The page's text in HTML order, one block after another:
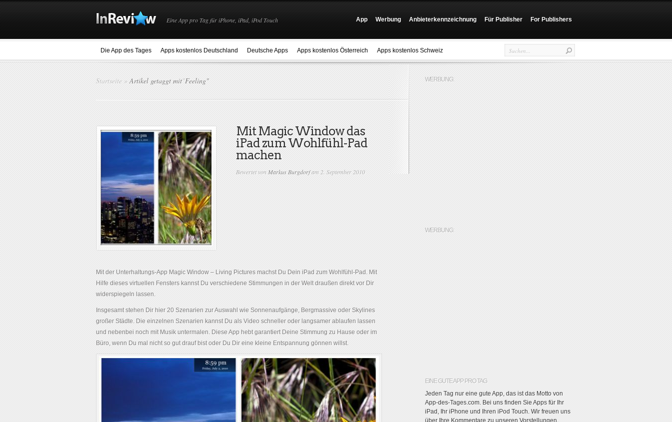
Eine App pro Tag für iPhone, iPad, iPod Touch App Werbung Anbieterkennzeichnung Für Publisher For Publishers
Die App des Tages Apps kostenlos Deutschland Deutsche Apps Apps kostenlos Österreich Apps kostenlos Schweiz
Startseite »Artikel getaggt mit"Feeling"
Mit Magic Window das
iPad zum Wohlfühl-Pad
machen
Bewertet von Markus Burgdorfam 2. September 2010
Mit der Unterhaltungs-App Magic Window – Living Pictures machst Du Dein iPad zum Wohlfühl-Pad. Mit
Hilfe dieses virtuellen Fensters kannst Du verschiedene Stimmungen in der Welt draußen direkt vor Dir
widerspiegeln lassen.
Insgesamt stehen Dir hier 20 Szenarien zur Auswahl wie Sonnenaufgänge, Bergmassive oder Skylines
großer Städte. Die einzelnen Szenarien kannst Du als Video schneller oder langsamer ablaufen lassen
und nebenbei noch mit Musik untermalen. Diese App hebt garantiert Deine Stimmung zu Hause oder im
Büro, wenn Du mal nicht so gut drauf bist oder Du Dir eine kleine Entspannung gönnen willst.
WERBUNG:
WERBUNG:
EINE GUTE APP PRO TAG
Jeden Tag nur eine gute App, das ist das Motto von
App-des-Tages.com. Bei uns finden Sie Apps für Ihr
iPad, Ihr iPhone und Ihren iPod Touch. Wir freuen uns
über Ihre Kommentare zu unseren Vorstellungen.